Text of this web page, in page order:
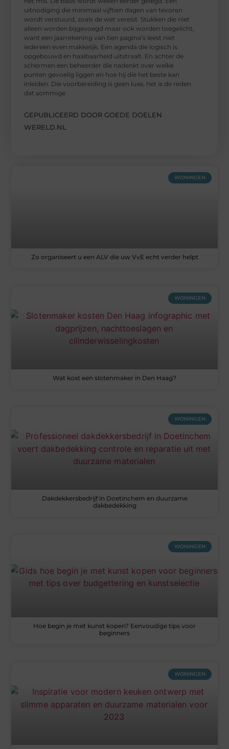
uitnodiging die minimaal vijftien dagen van tevoren
wordt verstuurd, zoals de wet vereist. Stukken die niet
alleen worden bijgevoegd maar ook worden toegelicht,
want een jaarrekening van tien pagina’s leest niet
iedereen even makkelijk. Een agenda die logisch is
opgebouwd en haalbaarheid uitstraalt. En achter de
schermen een beheerder die nadenkt over welke
punten gevoelig liggen en hoe hij die het beste kan
inleiden. Die voorbereiding is geen luxe, het is de reden
dat sommige
GEPUBLICEERD DOOR GOEDE DOELEN
WERELD.NL
WONINGEN
Zo organiseert u een ALV die uw VvE echt verder helpt
WONINGEN
Wat kost een slotenmaker in Den Haag?
WONINGEN
Dakdekkersbedrijf in Doetinchem en duurzame
dakbedekking
WONINGEN
Hoe begin je met kunst kopen? Eenvoudige tips voor
beginners
WONINGEN